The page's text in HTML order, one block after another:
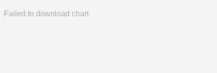
Failed to download chart